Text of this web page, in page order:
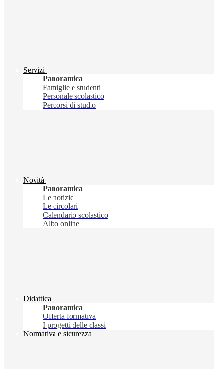
Servizi
Panoramica
Famiglie e studenti
Personale scolastico
Percorsi di studio
Novità
Panoramica
Le notizie
Le circolari
Calendario scolastico
Albo online
Didattica
Panoramica
Offerta formativa
I progetti delle classi
Normativa e sicurezza